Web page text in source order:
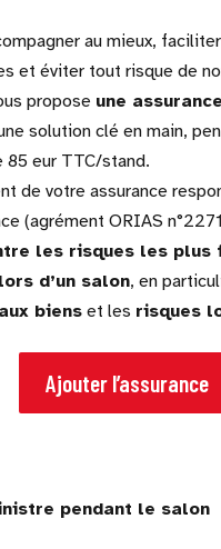
au mieux,
et éviter tout risque de
propose une
solution clé en main,
85 eur TTC/stand.
de votre assurance
(agrément ORIAS
les risques les plus
d’un salon, en
bienset les risques
Ajouter l’assurance
pendant le salon